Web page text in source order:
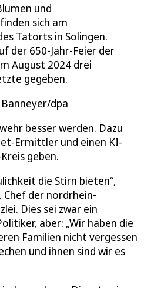
und
sich am
Tatorts in Solingen.
der 650-Jahr-Feier der
August 2024 drei
gegeben.
dpa
besser werden. Dazu
Ermittler und einen KI-
geben.
die Stirn bieten“,
der nordrhein-
Dies sei zwar ein
aber: „Wir haben die
Familien nicht vergessen
und ihnen sind wir es